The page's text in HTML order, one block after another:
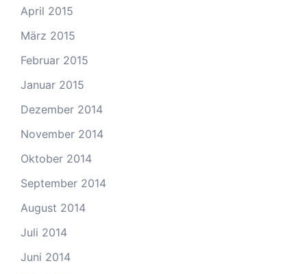
April 2015
März 2015
Februar 2015
Januar 2015
Dezember 2014
November 2014
Oktober 2014
September 2014
August 2014
Juli 2014
Juni 2014